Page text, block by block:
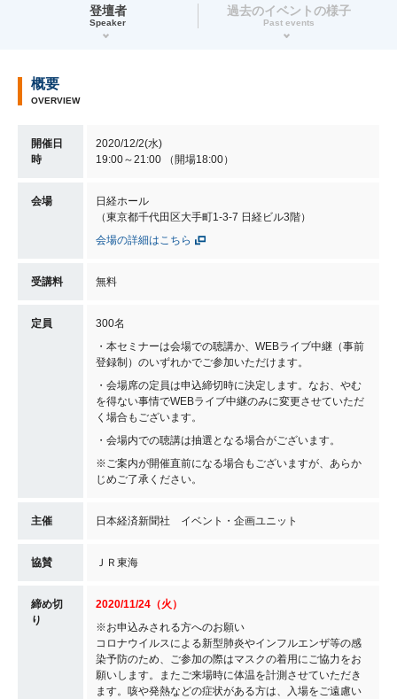
登壇者
Speaker
過去のイベントの様子
Past events
概要
OVERVIEW
開催日
時
2020/12/2(水)
19:00～21:00 （開場18:00）
会場
日経ホール
（東京都千代田区大手町1-3-7 日経ビル3階）
会場の詳細はこちら
受講料 無料
定員
300名
・本セミナーは会場での聴講か、WEBライブ中継（事前
登録制）のいずれかでご参加いただけます。
・会場席の定員は申込締切時に決定します。なお、やむ
を得ない事情でWEBライブ中継のみに変更させていただ
く場合もございます。
・会場内での聴講は抽選となる場合がございます。
※ご案内が開催直前になる場合もございますが、あらか
じめご了承ください。
主催 日本経済新聞社 イベント・企画ユニット
協賛 ＪＲ東海
締め切
り
2020/11/24（火）
※お申込みされる方へのお願い
コロナウイルスによる新型肺炎やインフルエンザ等の感
染予防のため、ご参加の際はマスクの着用にご協力をお
願いします。またご来場時に体温を計測させていただき
ます。咳や発熱などの症状がある方は、入場をご遠慮い